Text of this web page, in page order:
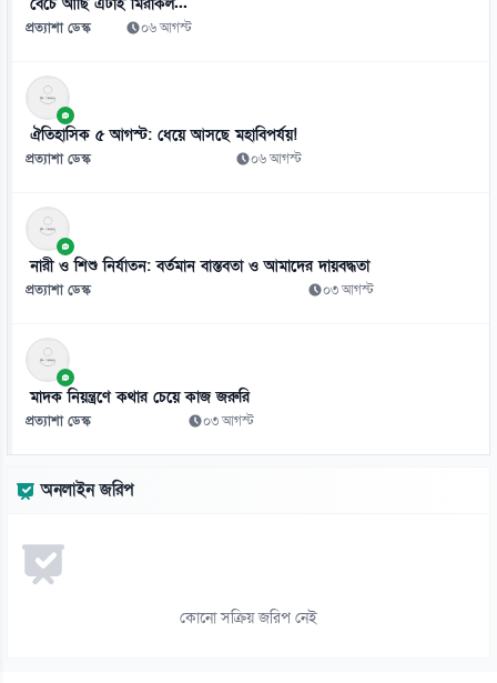
প্রত্যাশা ডেস্ক ০৬ আগস্ট
ঐতিহাসিক ৫ আগস্ট: ধেয়ে আসছে মহাবিপর্যয়!
প্রত্যাশা ডেস্ক ০৬ আগস্ট
নারী ও শিশু নির্যাতন: বর্তমান বাস্তবতা ও আমাদের দায়বদ্ধতা
প্রত্যাশা ডেস্ক ০৩ আগস্ট
মাদক নিয়ন্ত্রণে কথার চেয়ে কাজ জরুরি
প্রত্যাশা ডেস্ক ০৩ আগস্ট
অনলাইন জরিপ
কোনো সক্রিয় জরিপ নেই